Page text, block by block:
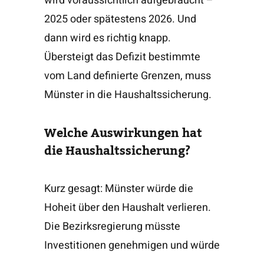
2025 oder spätestens 2026. Und
dann wird es richtig knapp.
Übersteigt das Defizit bestimmte
vom Land definierte Grenzen, muss
Münster in die Haushaltssicherung.
Welche Auswirkungen hat
die Haushaltssicherung?
Kurz gesagt: Münster würde die
Hoheit über den Haushalt verlieren.
Die Bezirksregierung müsste
Investitionen genehmigen und würde